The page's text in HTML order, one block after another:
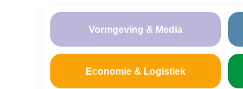
Vormgeving & Media
Economie & Logistiek